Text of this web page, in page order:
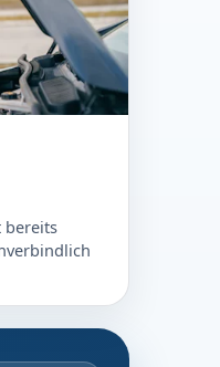
bereits